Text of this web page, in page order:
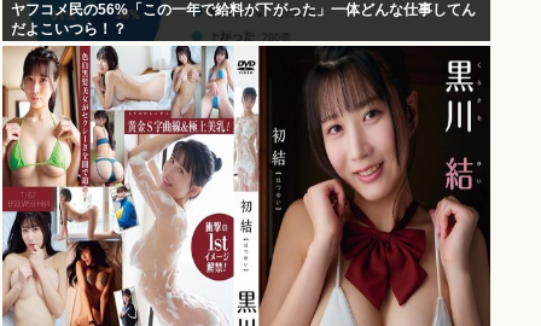
ヤフコメ民の56%「この一年で給料が下がった」一体どんな仕事してん
だよこいつら！？